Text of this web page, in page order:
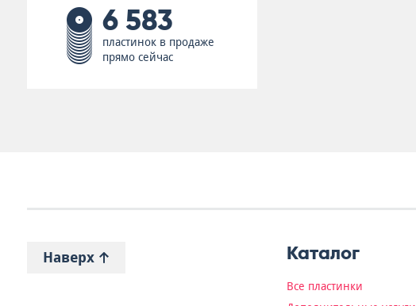
6 583
пластинок в продаже
прямо сейчас
Наверх Каталог
Все пластинки